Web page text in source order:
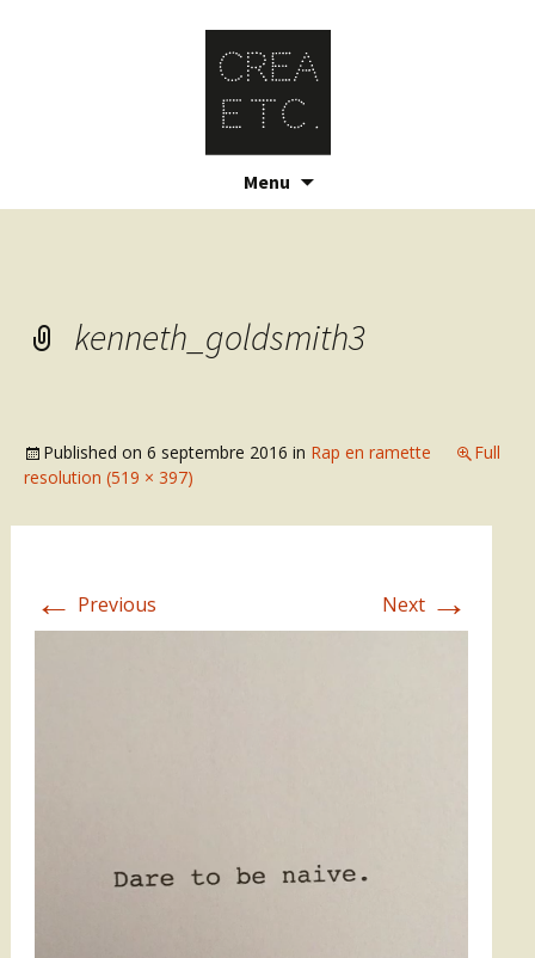
Menu
kenneth_goldsmith3
Published on 6 septembre 2016 in Rap en ramette
Full
resolution (519 × 397)
← Previous Next →